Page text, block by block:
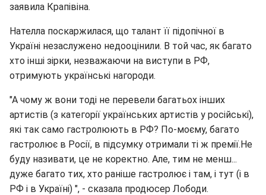
заявила Крапівіна.
Нателла поскаржилася, що талант її підопічної в
Україні незаслужено недооцінили. В той час, як багато
хто інші зірки, незважаючи на виступи в РФ,
отримують українські нагороди.
"А чому ж вони тоді не перевели багатьох інших
артистів (з категорії українських артистів у російські),
які так само гастролюють в РФ? По-моєму, багато
гастролює в Росії, в підсумку отримали ті ж премії.Не
буду називати, це не коректно. Але, тим не менш...
дуже багато тих, хто раніше гастролює і там, і тут (і в
РФ і в Україні) ", - сказала продюсер Лободи.